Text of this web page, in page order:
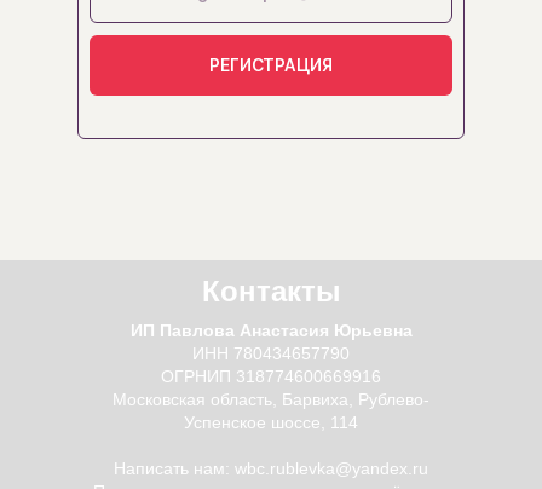
обработку персональных данных
РЕГИСТРАЦИЯ
Контакты
ИП Павлова Анастасия Юрьевна
ИНН 780434657790
ОГРНИП 318774600669916
Московская область, Барвиха, Рублево-
Успенское шоссе, 114
Написать нам: wbc.rublevka@yandex.ru